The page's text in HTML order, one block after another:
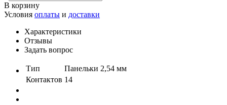
В корзину
Условия оплаты и доставки
Характеристики
Отзывы
Задать вопрос
Тип
Панельки 2,54 мм
Контактов 14